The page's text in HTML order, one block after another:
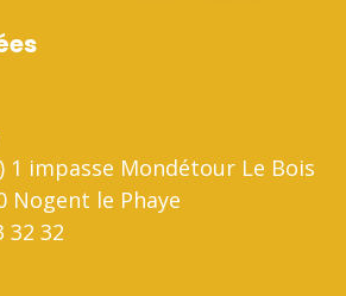
1 impasse Mondétour Le Bois
Nogent le Phaye
32 32